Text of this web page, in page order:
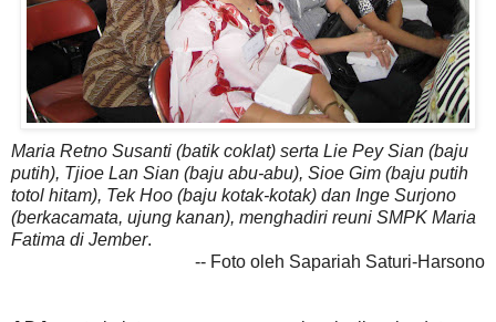
Maria Retno Susanti (batik coklat) serta Lie Pey Sian (baju
putih), Tjioe Lan Sian (baju abu-abu), Sioe Gim (baju putih
totol hitam), Tek Hoo (baju kotak-kotak) dan Inge Surjono
(berkacamata, ujung kanan), menghadiri reuni SMPK Maria
Fatima di Jember.
-- Foto oleh Sapariah Saturi-Harsono